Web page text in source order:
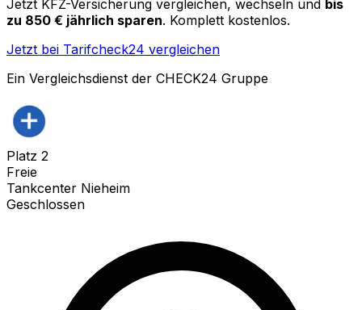
Jetzt KFZ-Versicherung vergleichen, wechseln und bis
zu 850 € jährlich sparen. Komplett kostenlos.
Jetzt bei Tarifcheck24 vergleichen
Ein Vergleichsdienst der CHECK24 Gruppe
Platz 2
Freie
Tankcenter Nieheim
Geschlossen